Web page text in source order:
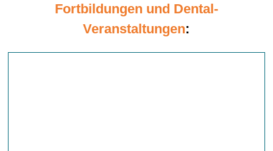
Fortbildungen und Dental-
Veranstaltungen: